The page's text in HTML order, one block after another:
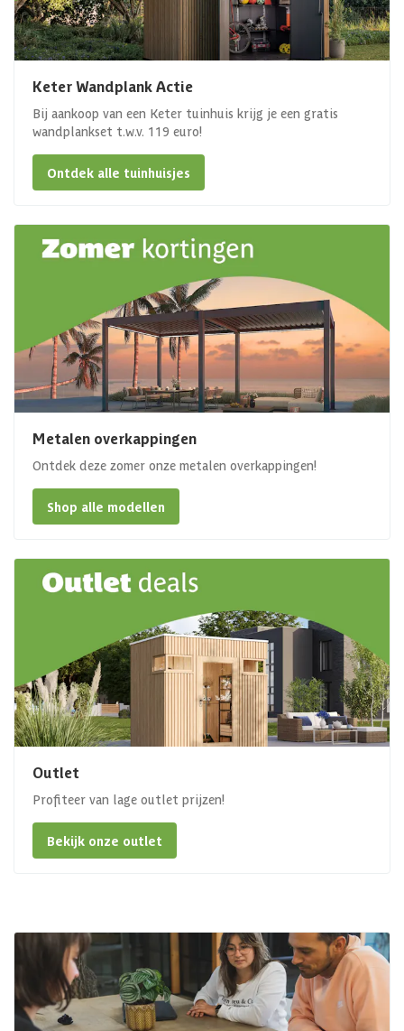
Keter Wandplank Actie
Bij aankoop van een Keter tuinhuis krijg je een gratis
wandplankset t.w.v. 119 euro!
Ontdek alle tuinhuisjes
Metalen overkappingen
Ontdek deze zomer onze metalen overkappingen!
Shop alle modellen
Outlet
Profiteer van lage outlet prijzen!
Bekijk onze outlet